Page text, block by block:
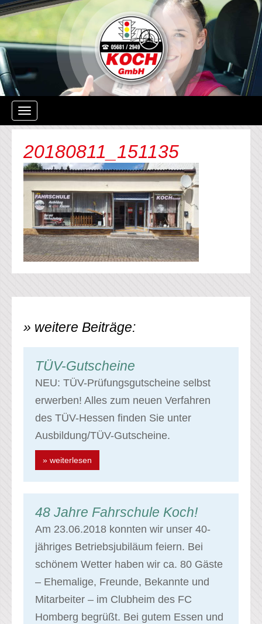
Navigation
ein-/ausblenden
20180811_151135
» weitere Beiträge:
TÜV-Gutscheine
NEU: TÜV-Prüfungsgutscheine selbst
erwerben! Alles zum neuen Verfahren
des TÜV-Hessen finden Sie unter
Ausbildung/TÜV-Gutscheine.
» weiterlesen
48 Jahre Fahrschule Koch!
Am 23.06.2018 konnten wir unser 40-
jähriges Betriebsjubiläum feiern. Bei
schönem Wetter haben wir ca. 80 Gäste
– Ehemalige, Freunde, Bekannte und
Mitarbeiter – im Clubheim des FC
Homberg begrüßt. Bei gutem Essen und